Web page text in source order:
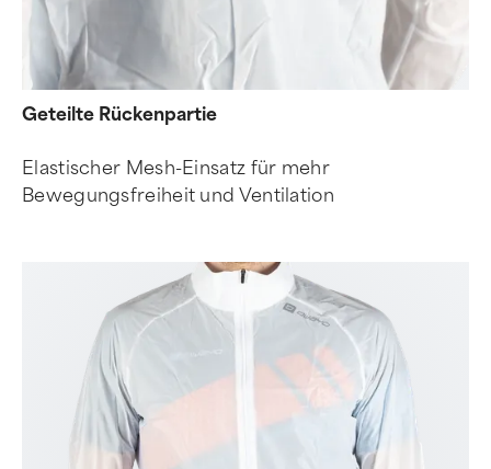
Geteilte Rückenpartie
Elastischer Mesh-Einsatz für mehr
Bewegungsfreiheit und Ventilation